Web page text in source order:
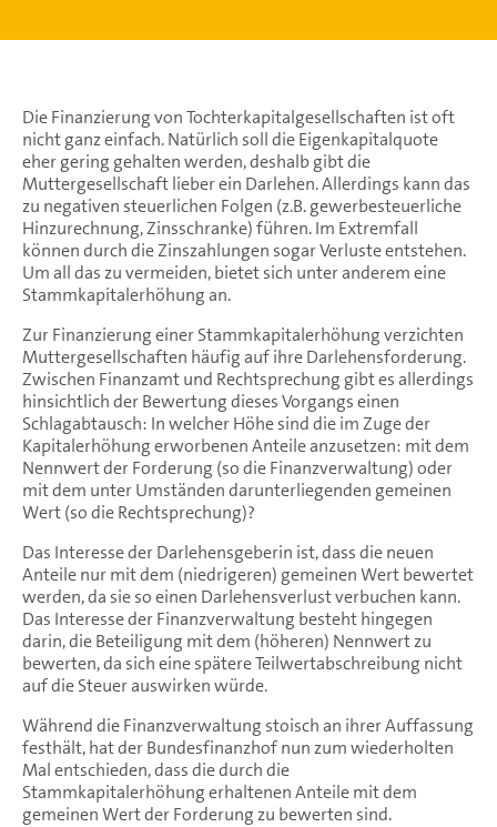
Die Finanzierung von Tochterkapitalgesellschaften ist oft
nicht ganz einfach. Natürlich soll die Eigenkapitalquote
eher gering gehalten werden, deshalb gibt die
Muttergesellschaft lieber ein Darlehen. Allerdings kann das
zu negativen steuerlichen Folgen (z.B. gewerbesteuerliche
Hinzurechnung, Zinsschranke) führen. Im Extremfall
können durch die Zinszahlungen sogar Verluste entstehen.
Um all das zu vermeiden, bietet sich unter anderem eine
Stammkapitalerhöhung an.
Zur Finanzierung einer Stammkapitalerhöhung verzichten
Muttergesellschaften häufig auf ihre Darlehensforderung.
Zwischen Finanzamt und Rechtsprechung gibt es allerdings
hinsichtlich der Bewertung dieses Vorgangs einen
Schlagabtausch: In welcher Höhe sind die im Zuge der
Kapitalerhöhung erworbenen Anteile anzusetzen: mit dem
Nennwert der Forderung (so die Finanzverwaltung) oder
mit dem unter Umständen darunterliegenden gemeinen
Wert (so die Rechtsprechung)?
Das Interesse der Darlehensgeberin ist, dass die neuen
Anteile nur mit dem (niedrigeren) gemeinen Wert bewertet
werden, da sie so einen Darlehensverlust verbuchen kann.
Das Interesse der Finanzverwaltung besteht hingegen
darin, die Beteiligung mit dem (höheren) Nennwert zu
bewerten, da sich eine spätere Teilwertabschreibung nicht
auf die Steuer auswirken würde.
Während die Finanzverwaltung stoisch an ihrer Auffassung
festhält, hat der Bundesfinanzhof nun zum wiederholten
Mal entschieden, dass die durch die
Stammkapitalerhöhung erhaltenen Anteile mit dem
gemeinen Wert der Forderung zu bewerten sind.